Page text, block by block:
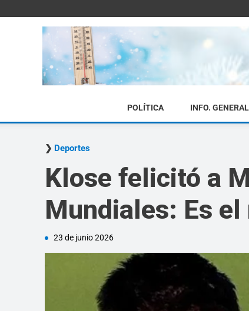
POLÍTICA INFO. GENERAL
Deportes
Klose felicitó a
Mundiales: Es el
23 de junio 2026